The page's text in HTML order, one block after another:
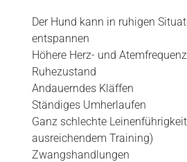
Der Hund kann in ruhigen
entspannen
Höhere Herz- und
Ruhezustand
Andauerndes Kläffen
Ständiges Umherlaufen
Ganz schlechte
ausreichendem Training)
Zwangshandlungen